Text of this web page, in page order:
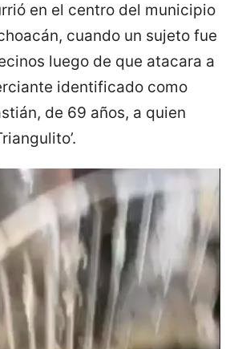
en el centro del municipio
cuando un sujeto fue
luego de que atacara a
identificado como
de 69 años, a quien